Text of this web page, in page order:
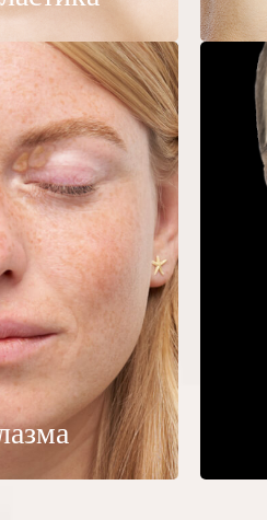
части